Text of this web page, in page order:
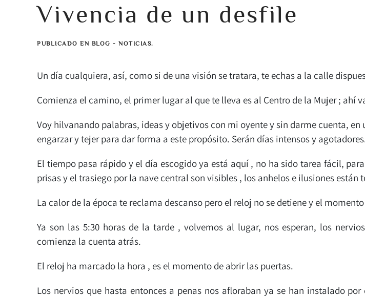
Vivencia de un desfile
PUBLICADO EN BLOG - NOTICIAS.
Un día cualquiera, así, como si de una visión se tratara, te echas a la calle
Comienza el camino, el primer lugar al que te lleva es al Centro de la Mujer ; ahí
Voy hilvanando palabras, ideas y objetivos con mi oyente y sin darme cuenta,
engarzar y tejer para dar forma a este propósito. Serán días intensos y
El tiempo pasa rápido y el día escogido ya está aquí , no ha sido tarea fácil,
prisas y el trasiego por la nave central son visibles , los anhelos e ilusiones
La calor de la época te reclama descanso pero el reloj no se detiene y el
Ya son las 5:30 horas de la tarde , volvemos al lugar, nos esperan, los
comienza la cuenta atrás.
El reloj ha marcado la hora , es el momento de abrir las puertas.
Los nervios que hasta entonces a penas nos afloraban ya se han instalado